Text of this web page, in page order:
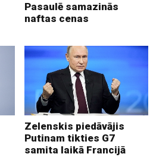
Pasaulē samazinās
naftas cenas
Zelenskis piedāvājis
Putinam tikties G7
samita laikā Francijā